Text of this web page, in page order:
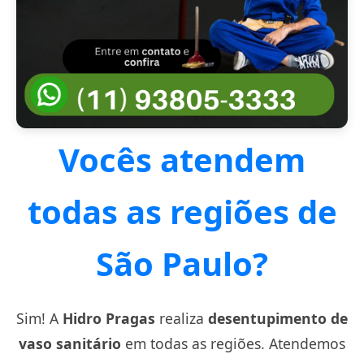
Vocês atendem
todas as regiões de
São Paulo?
Sim! A Hidro Pragas realiza desentupimento de
vaso sanitário em todas as regiões. Atendemos